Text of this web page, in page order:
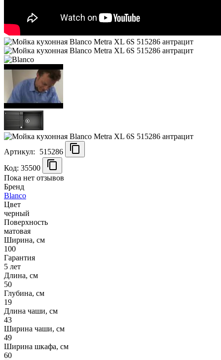
Артикул:
515286
Код: 35500
Пока нет отзывов
Бренд
Blanco
Цвет
черный
Поверхность
матовая
Ширина, см
100
Гарантия
5 лет
Длина, см
50
Глубина, см
19
Длина чаши, см
43
Ширина чаши, см
49
Ширина шкафа, см
60